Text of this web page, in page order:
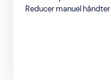
Reducer manuel